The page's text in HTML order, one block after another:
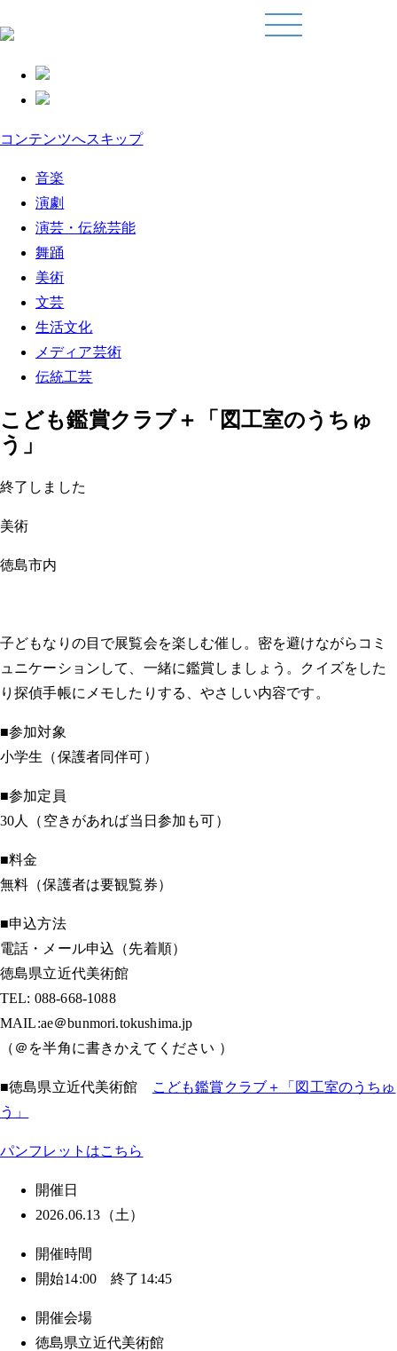
コンテンツへスキップ
音楽
演劇
演芸・伝統芸能
舞踊
美術
文芸
生活文化
メディア芸術
伝統工芸
こども鑑賞クラブ＋「図工室のうちゅ
う」
終了しました
美術
徳島市内
子どもなりの目で展覧会を楽しむ催し。密を避けながらコミ
ュニケーションして、一緒に鑑賞しましょう。クイズをした
り探偵手帳にメモしたりする、やさしい内容です。
■参加対象
小学生（保護者同伴可）
■参加定員
30人（空きがあれば当日参加も可）
■料金
無料（保護者は要観覧券）
■申込方法
電話・メール申込（先着順）
徳島県立近代美術館
TEL: 088-668-1088
MAIL:ae＠bunmori.tokushima.jp
（＠を半角に書きかえてください ）
■徳島県立近代美術館
こども鑑賞クラブ＋「図工室のうちゅ
う」
パンフレットはこちら
開催日
2026.06.13（土）
開催時間
開始14:00 終了14:45
開催会場
徳島県立近代美術館